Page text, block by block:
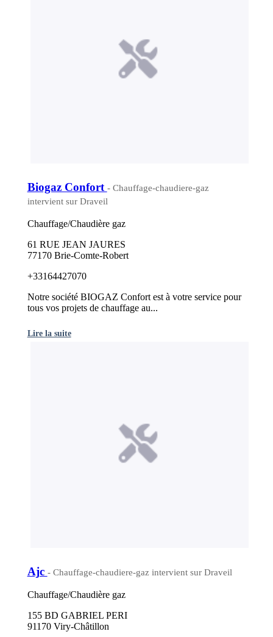
Biogaz Confort - Chauffage-chaudiere-gaz
intervient sur Draveil
Chauffage/Chaudière gaz
61 RUE JEAN JAURES
77170 Brie-Comte-Robert
+33164427070
Notre société BIOGAZ Confort est à votre service pour
tous vos projets de chauffage au...
Lire la suite
Ajc - Chauffage-chaudiere-gaz intervient sur Draveil
Chauffage/Chaudière gaz
155 BD GABRIEL PERI
91170 Viry-Châtillon